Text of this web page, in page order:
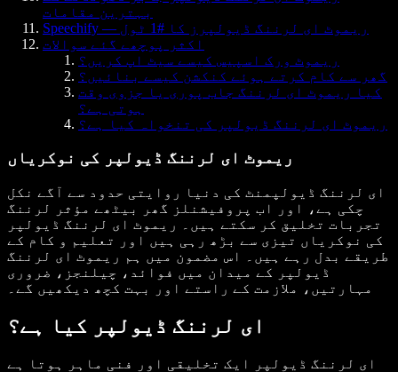
بہترین مقامات
Speechify — ریموٹ ای لرننگ ڈیولپرز کا #1 ٹول
اکثر پوچھے گئے سوالات
ریموٹ ورک اسپیس کیسے سیٹ اپ کریں؟
گھر سے کام کرتے ہوئے کنکشن کیسے بنائیں؟
کیا ریموٹ ای لرننگ جاب پوری یا جزوی وقت
ہوتی ہے؟
ریموٹ ای لرننگ ڈیولپر کی تنخواہ کیا ہے؟
ریموٹ ای لرننگ ڈیولپر کی نوکریاں
ای لرننگ ڈیولپمنٹ کی دنیا روایتی حدود سے آگے نکل
چکی ہے، اور اب پروفیشنلز گھر بیٹھے مؤثر لرننگ
تجربات تخلیق کر سکتے ہیں۔ ریموٹ ای لرننگ ڈیولپر
کی نوکریاں تیزی سے بڑھ رہی ہیں اور تعلیم و کام کے
طریقے بدل رہے ہیں۔ اس مضمون میں ہم ریموٹ ای لرننگ
ڈیولپر کے میدان میں فوائد، چیلنجز، ضروری
مہارتیں، ملازمت کے راستے اور بہت کچھ دیکھیں گے۔
ای لرننگ ڈیولپر کیا ہے؟
ای لرننگ ڈیولپر ایک تخلیقی اور فنی ماہر ہوتا ہے